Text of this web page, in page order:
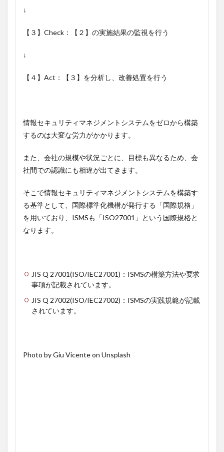
↓
【３】Check：【２】の実施結果の監視を行う
↓
【４】Act：【３】を分析し、改善処置を行う
情報セキュリティマネジメントシステムをゼロから構築
するのは大変な労力がかかります。
また、会社の規模や状況ごとに、目標も異なるため、会
社間での認識にも相違が出てきます。
そこで情報セキュリティマネジメントシステムを構築す
る基準として、国際標準化機構が発行する「国際規格」
を用いており、ISMSも「ISO27001」という国際規格と
なります。
JIS Q 27001(ISO/IEC27001)：ISMSの構築方法や要求
事項が記載されています。
JIS Q 27002(ISO/IEC27002)：ISMSの実践規範が記載
されています。
Photo by Giu Vicente on Unsplash